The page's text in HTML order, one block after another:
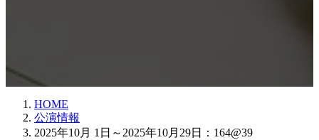
HOME
公演情報
2025年10月 1日～2025年10月29日：164@39